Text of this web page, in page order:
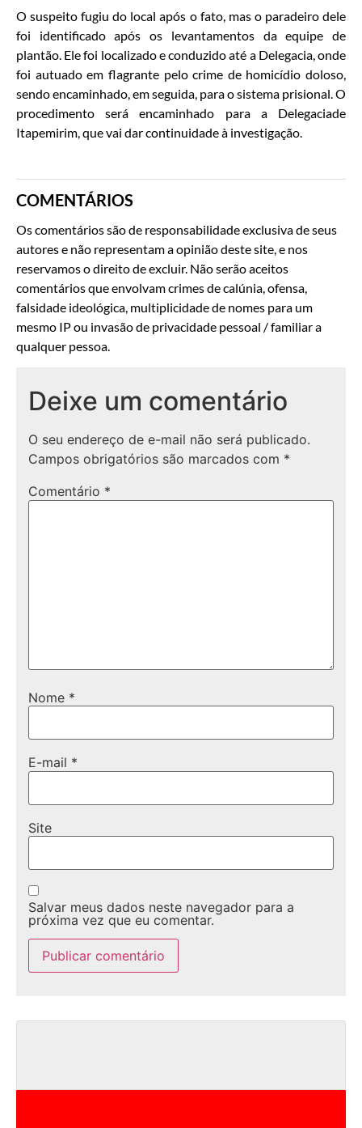
O suspeito fugiu do local após o fato, mas o paradeiro dele
foi identificado após os levantamentos da equipe de
plantão. Ele foi localizado e conduzido até a Delegacia, onde
foi autuado em flagrante pelo crime de homicídio doloso,
sendo encaminhado, em seguida, para o sistema prisional. O
procedimento será encaminhado para a Delegaciade
Itapemirim, que vai dar continuidade à investigação.
COMENTÁRIOS
Os comentários são de responsabilidade exclusiva de seus
autores e não representam a opinião deste site, e nos
reservamos o direito de excluir. Não serão aceitos
comentários que envolvam crimes de calúnia, ofensa,
falsidade ideológica, multiplicidade de nomes para um
mesmo IP ou invasão de privacidade pessoal / familiar a
qualquer pessoa.
Deixe um comentário
O seu endereço de e-mail não será publicado.
Campos obrigatórios são marcados com *
Comentário *
Nome *
E-mail *
Site
Salvar meus dados neste navegador para a
próxima vez que eu comentar.